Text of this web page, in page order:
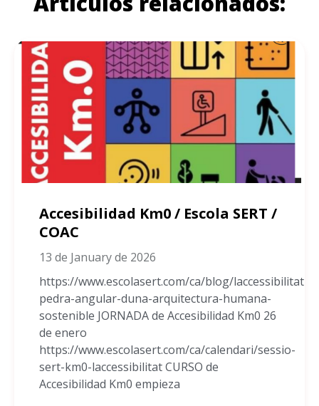
Accesibilidad Km0 / Escola SERT /
COAC
13 de January de 2026
https://www.escolasert.com/ca/blog/laccessibilitat-
pedra-angular-duna-arquitectura-humana-
sostenible JORNADA de Accesibilidad Km0 26
de enero
https://www.escolasert.com/ca/calendari/sessio-
sert-km0-laccessibilitat CURSO de
Accesibilidad Km0 empieza